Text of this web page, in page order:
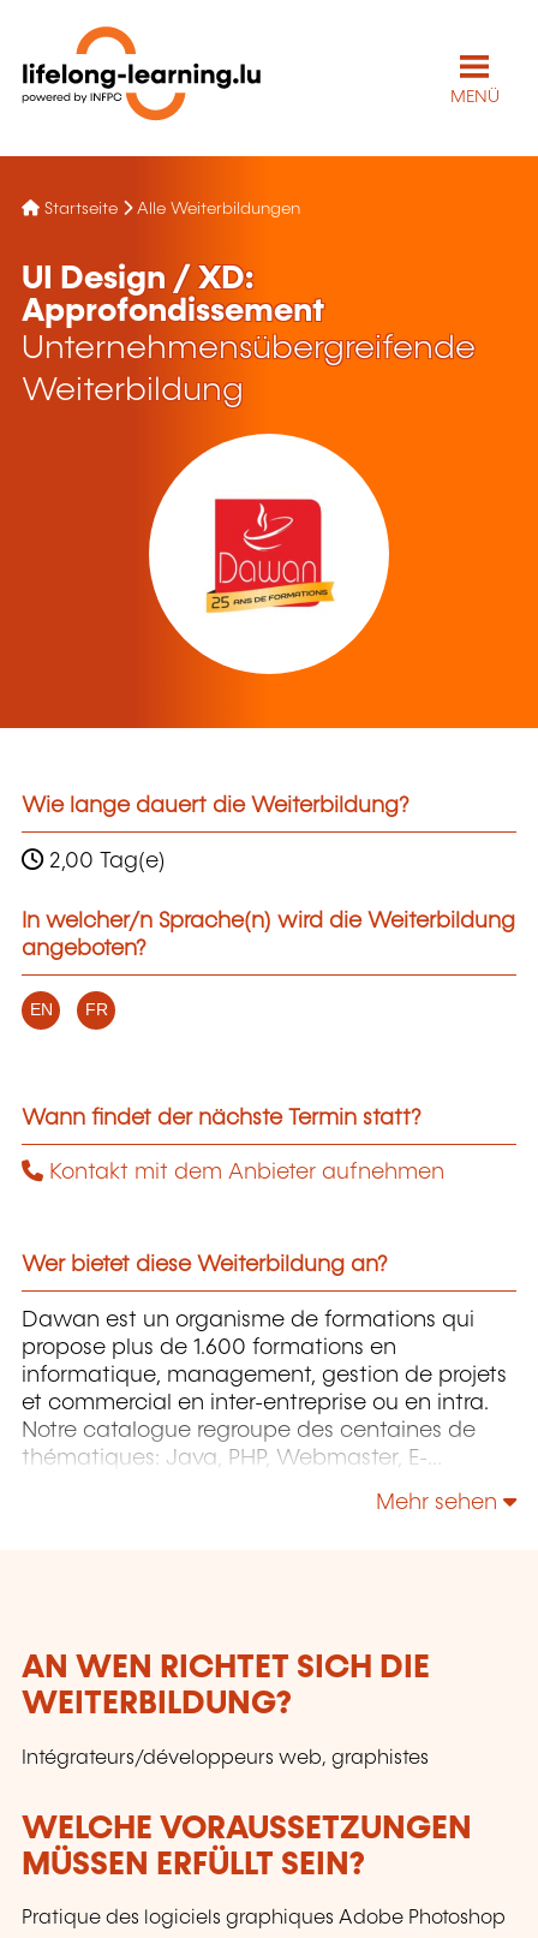
MENÜ
Startseite Alle Weiterbildungen
UI Design / XD:
Approfondissement
Unternehmensübergreifende
Weiterbildung
Wie lange dauert die Weiterbildung?
2,00 Tag(e)
In welcher/n Sprache(n) wird die Weiterbildung
angeboten?
EN FR
Wann findet der nächste Termin statt?
Kontakt mit dem Anbieter aufnehmen
Wer bietet diese Weiterbildung an?
Dawan est un organisme de formations qui
propose plus de 1.600 formations en
informatique, management, gestion de projets
et commercial en inter-entreprise ou en intra.
Notre catalogue regroupe des centaines de
thématiques: Java, PHP, Webmaster, E-
Mehr sehen
AN WEN RICHTET SICH DIE
WEITERBILDUNG?
Intégrateurs/développeurs web, graphistes
WELCHE VORAUSSETZUNGEN
MÜSSEN ERFÜLLT SEIN?
Pratique des logiciels graphiques Adobe Photoshop